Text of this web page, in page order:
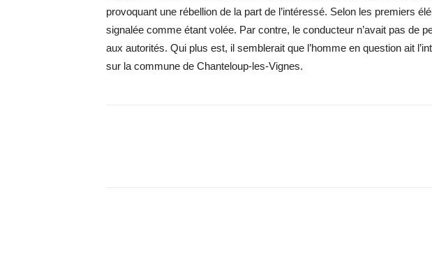
provoquant une rébellion de la part de l’intéressé. Selon les premiers
signalée comme étant volée. Par contre, le conducteur n’avait pas de
aux autorités. Qui plus est, il semblerait que l’homme en question ait
sur la commune de Chanteloup-les-Vignes.